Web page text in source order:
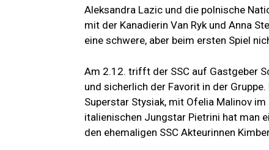
Aleksandra Lazic und die polnische
mit der Kanadierin Van Ryk und Anna
eine schwere, aber beim ersten Spiel
Am 2.12. trifft der SSC auf Gastgeber
und sicherlich der Favorit in der
Superstar Stysiak, mit Ofelia Malinov
italienischen Jungstar Pietrini hat man
den ehemaligen SSC Akteurinnen